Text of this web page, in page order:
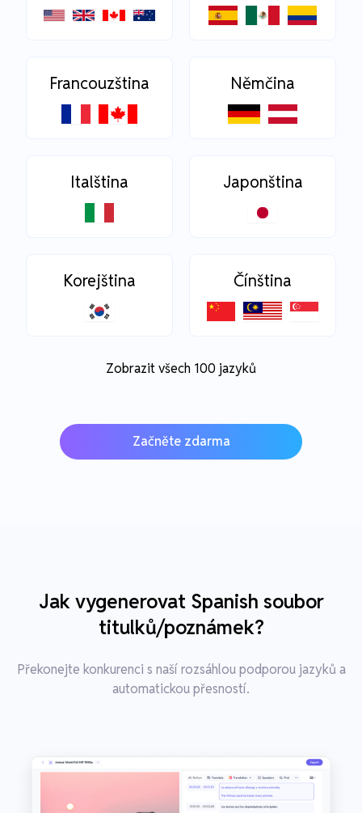
Francouzština Němčina
Italština Japonština
Korejština Čínština
Zobrazit všech 100 jazyků
Začněte zdarma
Jak vygenerovat Spanish soubor
titulků/poznámek?
Překonejte konkurenci s naší rozsáhlou podporou jazyků a
automatickou přesností.